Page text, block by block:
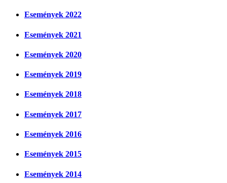
Események 2022
Események 2021
Események 2020
Események 2019
Események 2018
Események 2017
Események 2016
Események 2015
Események 2014